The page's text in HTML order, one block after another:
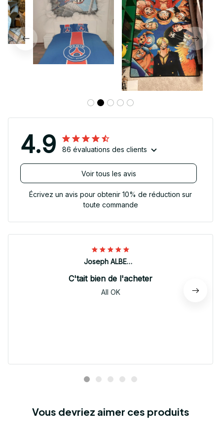
4.9 86 évaluations des clients
Voir tous les avis
Écrivez un avis pour obtenir 10% de réduction sur
toute commande
Joseph ALBERTINI
C'tait bien de l'acheter
All OK
Vous devriez aimer ces produits